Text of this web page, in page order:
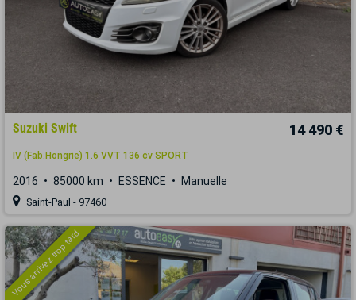
Suzuki Swift 14 490 €
IV (Fab.Hongrie) 1.6 VVT 136 cv SPORT
2016 85000 km ESSENCE Manuelle
Saint-Paul - 97460
Vous arrivez trop tard